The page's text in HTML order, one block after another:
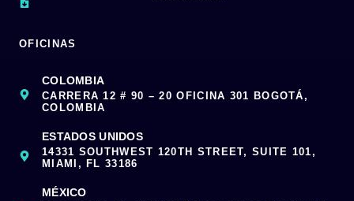
OFICINAS
COLOMBIA
CARRERA 12 # 90 – 20 OFICINA 301 BOGOTÁ,
COLOMBIA
ESTADOS UNIDOS
14331 SOUTHWEST 120TH STREET, SUITE 101,
MIAMI, FL 33186
MÉXICO